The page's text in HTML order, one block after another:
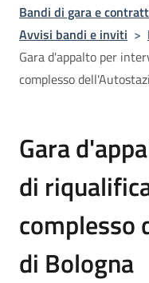
Bandi di gara e
Avvisi bandi e inviti >
Gara d'appalto per
complesso
Gara
di
complesso
di Bologna